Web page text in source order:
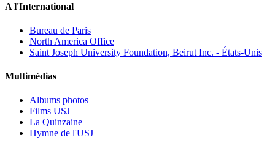
A l'International
Bureau de Paris
North America Office
Saint Joseph University Foundation, Beirut Inc. - États-Unis
Multimédias
Albums photos
Films USJ
La Quinzaine
Hymne de l'USJ